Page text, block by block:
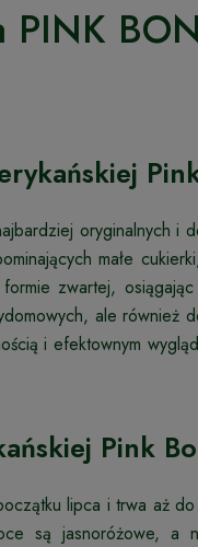
PINK
oryginalnych i
małe
zwartej,
ale również
i efektownym
Pink
lipca i trwa aż
są jasnoróżowe,